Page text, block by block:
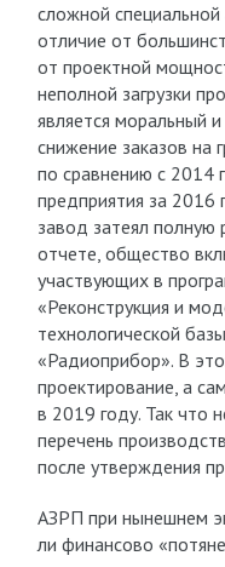
сложной
отличие от
от проектной
неполной загрузки
является моральный
снижение заказов на
по сравнению с 2014
предприятия за
завод затеял полную
отчете, общество
участвующих в
«Реконструкция и
технологической
«Радиоприбор». В
проектирование, а
в 2019 году. Так что
перечень
после утверждения
АЗРП при нынешнем
ли финансово